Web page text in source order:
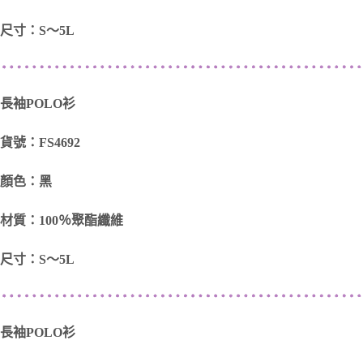
尺寸：S～5L
長袖POLO衫
貨號：FS4692
顏色：黑
材質：100％聚酯纖維
尺寸：S～5L
長袖POLO衫